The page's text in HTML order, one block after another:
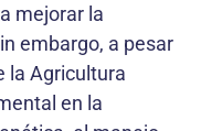
mejorar la
embargo, a pesar
la Agricultura
en la